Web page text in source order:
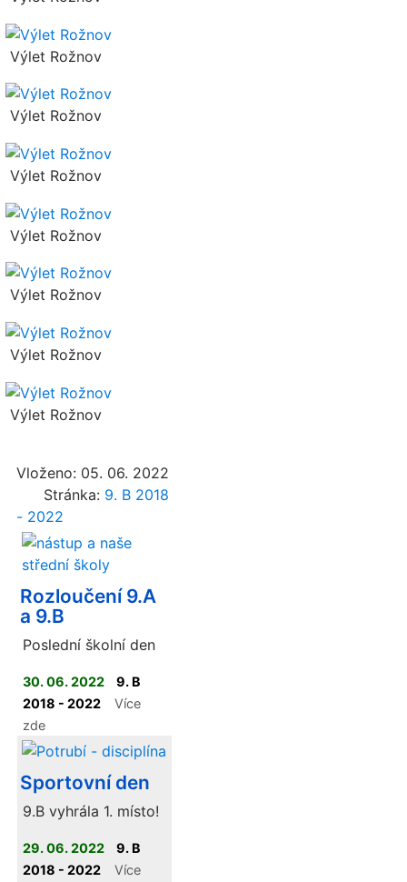
Výlet Rožnov
Výlet Rožnov
Výlet Rožnov
Výlet Rožnov
Výlet Rožnov
Výlet Rožnov
Výlet Rožnov
Vloženo: 05. 06. 2022
Stránka: 9. B 2018
- 2022
Rozloučení 9.A
a 9.B
Poslední školní den
30. 06. 2022
9. B
2018 - 2022
Více
zde
Sportovní den
9.B vyhrála 1. místo!
29. 06. 2022
9. B
2018 - 2022
Více